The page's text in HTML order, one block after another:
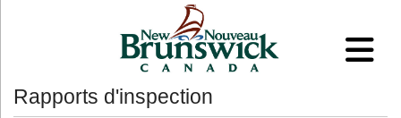
Rapports d'inspection